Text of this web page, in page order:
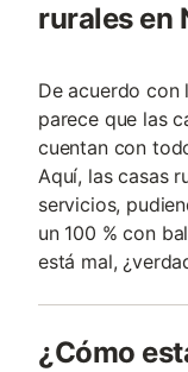
rurales en
De acuerdo
parece que las
cuentan con
Aquí, las casas
servicios,
un 100 % con
está mal,
¿Cómo